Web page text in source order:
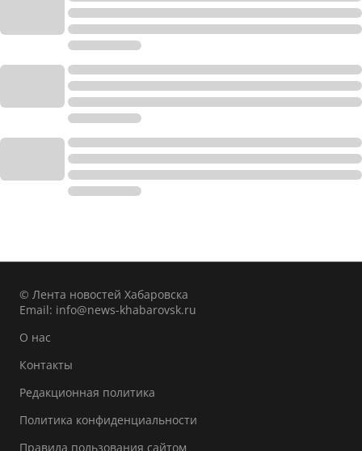
© Лента новостей Хабаровска
Email: info@news-khabarovsk.ru
О нас
Контакты
Редакционная политика
Политика конфиденциальности
Правила пользования сайтом